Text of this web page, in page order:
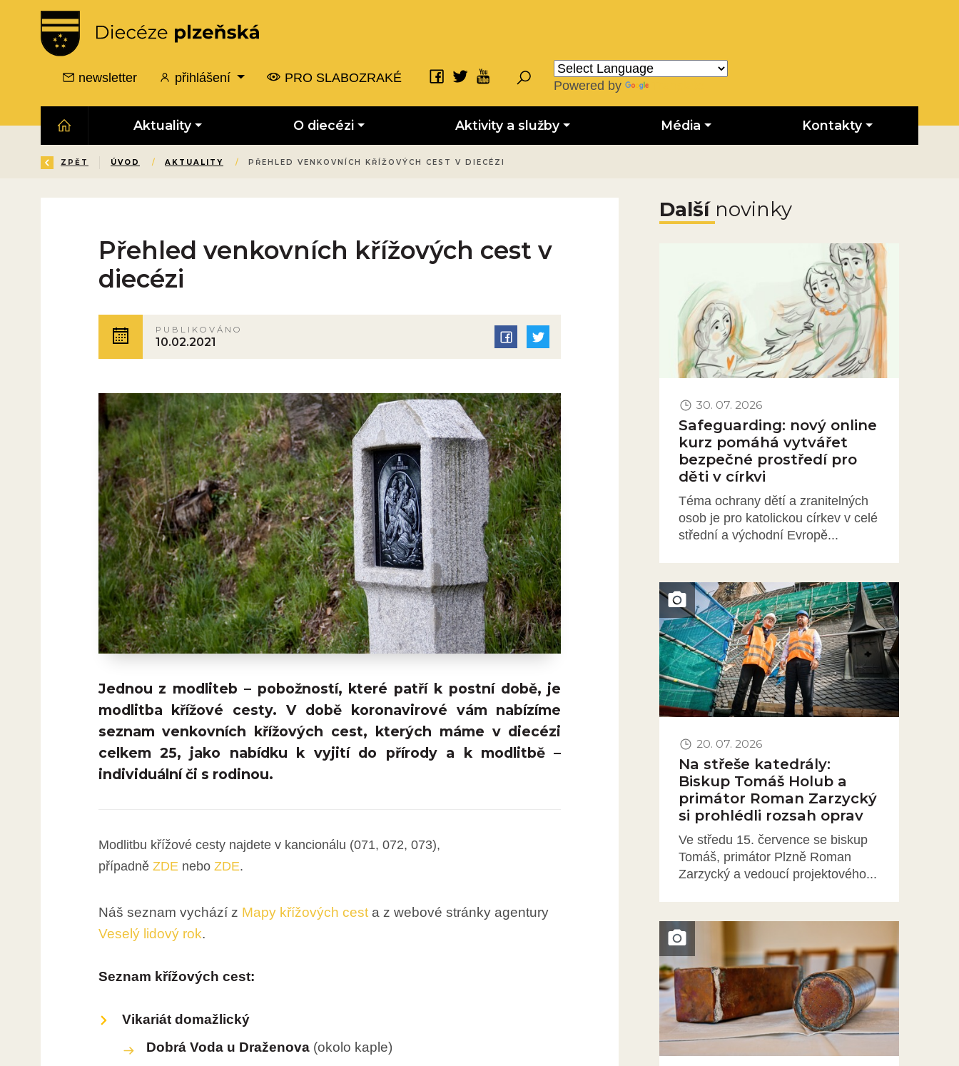
newsletter přihlášení PRO SLABOZRAKÉ
Powered by
Aktuality O diecézi Aktivity a služby Média Kontakty
ZPĚT ÚVOD / AKTUALITY / PŘEHLED VENKOVNÍCH KŘÍŽOVÝCH CEST V DIECÉZI
Přehled venkovních křížových cest v
diecézi
PUBLIKOVÁNO
10.02.2021
Jednou z modliteb – pobožností, které patří k postní době, je
modlitba křížové cesty. V době koronavirové vám nabízíme
seznam venkovních křížových cest, kterých máme v diecézi
celkem 25, jako nabídku k vyjití do přírody a k modlitbě –
individuální či s rodinou.
Modlitbu křížové cesty najdete v kancionálu (071, 072, 073),
případně ZDEnebo ZDE.
Náš seznam vychází z Mapy křížových cesta z webové stránky agentury
Veselý lidový rok.
Seznam křížových cest:
Vikariát domažlický
Dobrá Voda u Draženova (okolo kaple)
Další novinky
30. 07. 2026
Safeguarding: nový online
kurz pomáhá vytvářet
bezpečné prostředí pro
děti v církvi
Téma ochrany dětí a zranitelných
osob je pro katolickou církev v celé
střední a východní Evropě...
Obrázek novinky
20. 07. 2026
Na střeše katedrály:
Biskup Tomáš Holub a
primátor Roman Zarzycký
si prohlédli rozsah oprav
Ve středu 15. července se biskup
Tomáš, primátor Plzně Roman
Zarzycký a vedoucí projektového...
Obrázek novinky